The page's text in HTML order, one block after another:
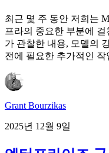
최근 몇 주 동안 저희는
프라의 중요한 부분에
가 관찰한 내용, 모델의
전에 필요한 추가적인
Grant Bourzikas
2025년 12월 9일